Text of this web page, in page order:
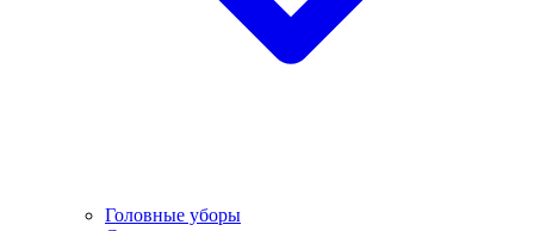
Головные уборы